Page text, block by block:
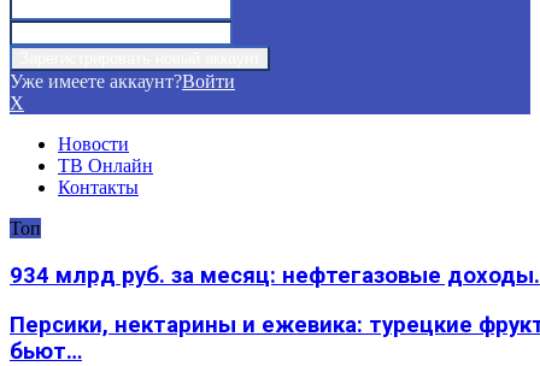
Уже имеете аккаунт?Войти
X
Новости
ТВ Онлайн
Контакты
Топ
934 млрд руб. за месяц: нефтегазовые
Персики, нектарины и ежевика: турецкие
бьют…